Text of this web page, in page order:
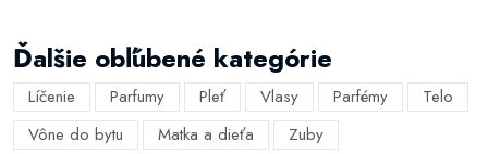
Ďalšie obľúbené kategórie
Líčenie Parfumy Pleť Vlasy Parfémy
Telo
Vône do bytu
Matka a dieťa
Zuby